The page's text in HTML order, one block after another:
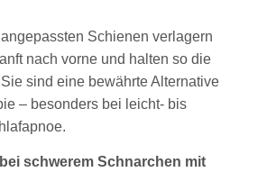
Schienen verlagern
nach vorne und halten so die
sind eine bewährte Alternative
– besonders bei leicht- bis
schwerem Schnarchen mit